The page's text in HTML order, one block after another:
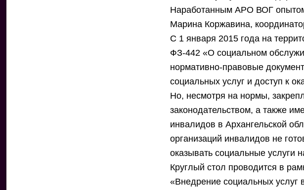
Наработанным АРО ВОГ опытом
Марина Коржавина,
С 1 января 2015 года на
ФЗ-442 «О социальном
нормативно-правовые
социальных услуг и доступ к
Но, несмотря на нормы,
законодательством, а также
инвалидов в Архангельской
организаций инвалидов не
оказывать социальные услуги
Круглый стол проводится в
«Внедрение социальных услуг